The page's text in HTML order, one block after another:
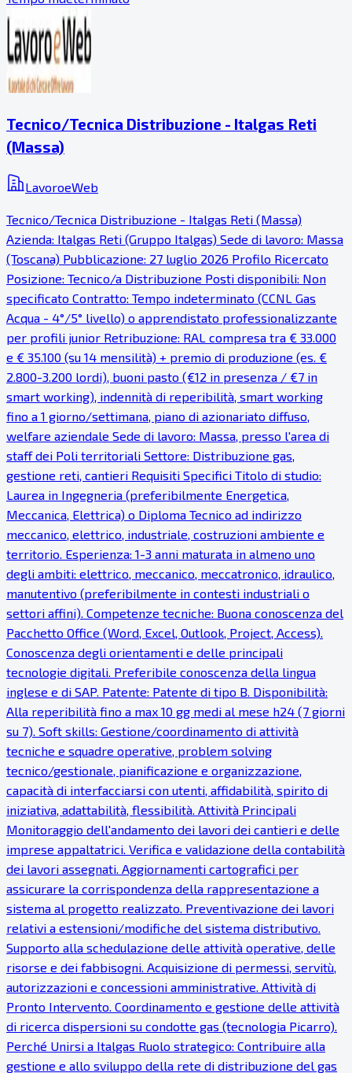
Tecnico/Tecnica Distribuzione - Italgas Reti
(Massa)
LavoroeWeb
Tecnico/Tecnica Distribuzione - Italgas Reti (Massa)
Azienda: Italgas Reti (Gruppo Italgas) Sede di lavoro: Massa
(Toscana) Pubblicazione: 27 luglio 2026 Profilo Ricercato
Posizione: Tecnico/a Distribuzione Posti disponibili: Non
specificato Contratto: Tempo indeterminato (CCNL Gas
Acqua - 4°/5° livello) o apprendistato professionalizzante
per profili junior Retribuzione: RAL compresa tra € 33.000
e € 35.100 (su 14 mensilità) + premio di produzione (es. €
2.800-3.200 lordi), buoni pasto (€12 in presenza / €7 in
smart working), indennità di reperibilità, smart working
fino a 1 giorno/settimana, piano di azionariato diffuso,
welfare aziendale Sede di lavoro: Massa, presso l'area di
staff dei Poli territoriali Settore: Distribuzione gas,
gestione reti, cantieri Requisiti Specifici Titolo di studio:
Laurea in Ingegneria (preferibilmente Energetica,
Meccanica, Elettrica) o Diploma Tecnico ad indirizzo
meccanico, elettrico, industriale, costruzioni ambiente e
territorio. Esperienza: 1-3 anni maturata in almeno uno
degli ambiti: elettrico, meccanico, meccatronico, idraulico,
manutentivo (preferibilmente in contesti industriali o
settori affini). Competenze tecniche: Buona conoscenza del
Pacchetto Office (Word, Excel, Outlook, Project, Access).
Conoscenza degli orientamenti e delle principali
tecnologie digitali. Preferibile conoscenza della lingua
inglese e di SAP. Patente: Patente di tipo B. Disponibilità:
Alla reperibilità fino a max 10 gg medi al mese h24 (7 giorni
su 7). Soft skills: Gestione/coordinamento di attività
tecniche e squadre operative, problem solving
tecnico/gestionale, pianificazione e organizzazione,
capacità di interfacciarsi con utenti, affidabilità, spirito di
iniziativa, adattabilità, flessibilità. Attività Principali
Monitoraggio dell'andamento dei lavori dei cantieri e delle
imprese appaltatrici. Verifica e validazione della contabilità
dei lavori assegnati. Aggiornamenti cartografici per
assicurare la corrispondenza della rappresentazione a
sistema al progetto realizzato. Preventivazione dei lavori
relativi a estensioni/modifiche del sistema distributivo.
Supporto alla schedulazione delle attività operative, delle
risorse e dei fabbisogni. Acquisizione di permessi, servitù,
autorizzazioni e concessioni amministrative. Attività di
Pronto Intervento. Coordinamento e gestione delle attività
di ricerca dispersioni su condotte gas (tecnologia Picarro).
Perché Unirsi a Italgas Ruolo strategico: Contribuire alla
gestione e allo sviluppo della rete di distribuzione del gas